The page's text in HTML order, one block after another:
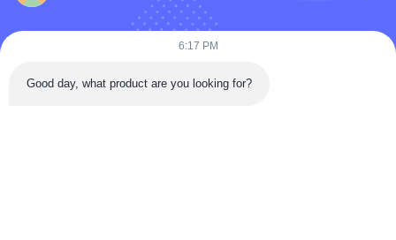
Attachare file
6:17 PM
Good day, what product are you looking for?